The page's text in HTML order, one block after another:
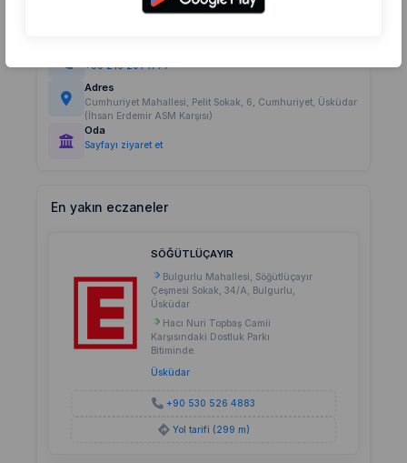
Değerlendirme(0)
+90 216 201 1777
Adres
Cumhuriyet Mahallesi, Pelit Sokak, 6, Cumhuriyet, Üsküdar
(İhsan Erdemir ASM Karşısı)
Oda
Sayfayı ziyaret et
En yakın eczaneler
SÖĞÜTLÜÇAYIR
Bulgurlu Mahallesi, Söğütlüçayır
Çeşmesi Sokak, 34/A, Bulgurlu,
Üsküdar
Hacı Nuri Topbaş Camii
Karşısındaki Dostluk Parkı
Bitiminde.
Üsküdar
+90 530 526 4883
Yol tarifi (299 m)